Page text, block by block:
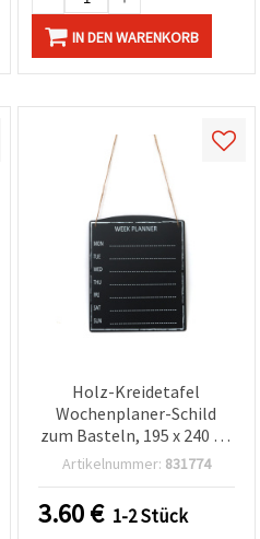
IN DEN WARENKORB
Holz-Kreidetafel
Wochenplaner-Schild
zum Basteln, 195 x 240 x 3
mm
Artikelnummer: 831774
3.60€ 1-2 Stück